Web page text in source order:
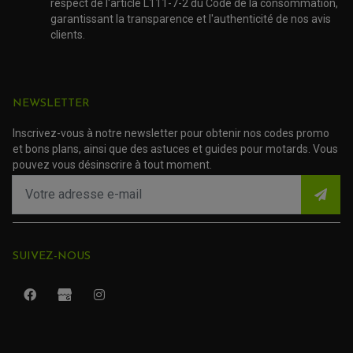
ROULEMENT MOTO
ROULEMENT DE ROUE
ROULEMENT DE DIRECTION
EMBRAYAGE MOTO
ACCESSOIRE SCOOTER SUZUKI
ACCESSOIRE SCOOTER VESPA
ACCESSOIRE SCOOTER YAMAHA
respect de l'article L111-7-2 du Code de la consommation,
garantissant la transparence et l'authenticité de nos avis
clients.
NEWSLETTER
Inscrivez-vous à notre newsletter pour obtenir nos codes promo
et bons plans, ainsi que des astuces et guides pour motards. Vous
pouvez vous désinscrire à tout moment.
SUIVEZ-NOUS